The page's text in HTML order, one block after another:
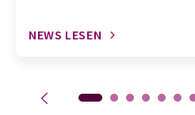
NEWS LESEN